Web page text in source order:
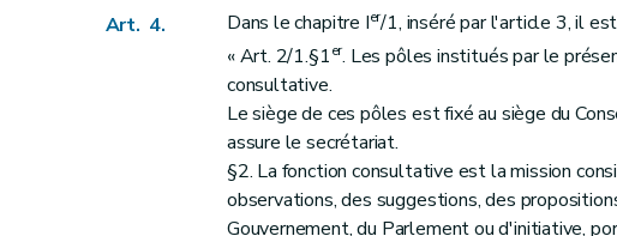
Chapitre III Dispositions finales
Art. 4. Dans le chapitre Ier/1, inséré par l'article 3, il
« Art. 2/1.§1er. Les pôles institués par le
consultative.
Le siège de ces pôles est fixé au siège du
assure le secrétariat.
§2. La fonction consultative est la mission
observations, des suggestions, des
Gouvernement, du Parlement ou d'initiative,